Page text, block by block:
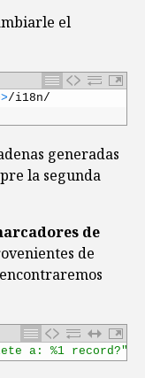
el
>/i18n/
generadas
la segunda
de
de
a: %1 record?"